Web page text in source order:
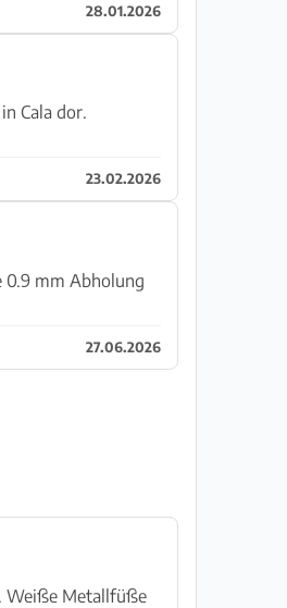
28.01.2026
Cala dor.
23.02.2026
0.9 mm Abholung
27.06.2026
Weiße Metallfüße